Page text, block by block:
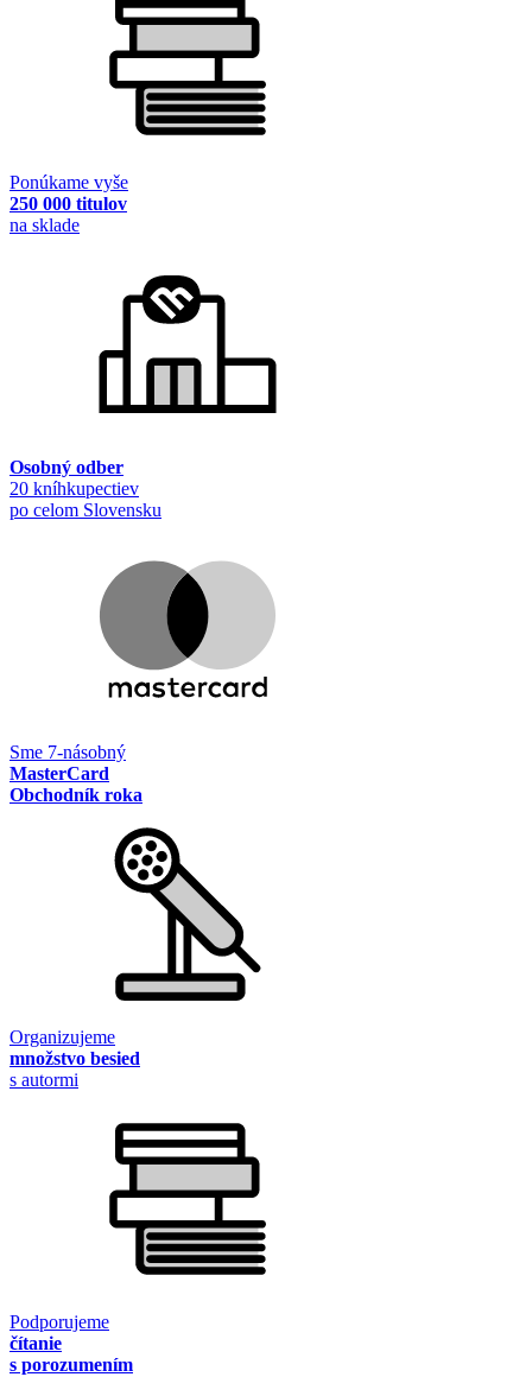
Ponúkame vyše
250 000 titulov
na sklade
Osobný odber
20 kníhkupectiev
po celom Slovensku
Sme 7-násobný
MasterCard
Obchodník roka
Organizujeme
množstvo besied
s autormi
Podporujeme
čítanie
s porozumením